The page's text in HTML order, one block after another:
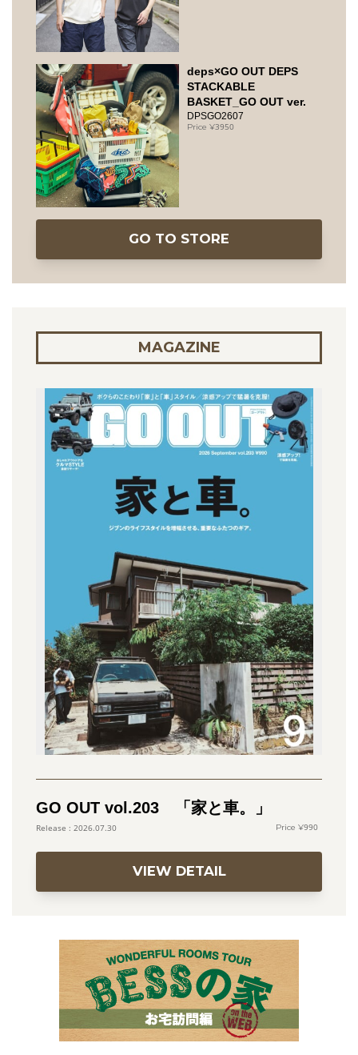
deps×GO OUT DEPS
STACKABLE
BASKET_GO OUT ver.
DPSGO2607
3950
GO TO STORE
MAGAZINE
GO OUT vol.203 「家と車。」
2026.07.30 990
VIEW DETAIL